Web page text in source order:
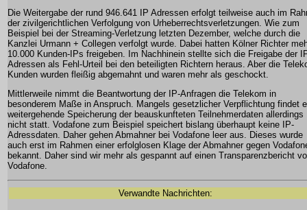
Die Weitergabe der rund 946.641 IP Adressen erfolgt teilweise auch im
der zivilgerichtlichen Verfolgung von Urheberrechtsverletzungen. Wie zum
Beispiel bei der Streaming-Verletzung letzten Dezember, welche durch die
Kanzlei Urmann + Collegen verfolgt wurde. Dabei hatten Kölner Richter
10.000 Kunden-IPs freigeben. Im Nachhinein stellte sich die Freigabe der
Adressen als Fehl-Urteil bei den beteiligten Richtern heraus. Aber die
Kunden wurden fleißig abgemahnt und waren mehr als geschockt.
Mittlerweile nimmt die Beantwortung der IP-Anfragen die Telekom in
besonderem Maße in Anspruch. Mangels gesetzlicher Verpflichtung findet
weitergehende Speicherung der beauskunfteten Teilnehmerdaten allerdings
nicht statt. Vodafone zum Beispiel speichert bislang überhaupt keine IP-
Adressdaten. Daher gehen Abmahner bei Vodafone leer aus. Dieses wurde
auch erst im Rahmen einer erfolglosen Klage der Abmahner gegen
bekannt. Daher sind wir mehr als gespannt auf einen Transparenzbericht
Vodafone.
Verwandte Nachrichten: